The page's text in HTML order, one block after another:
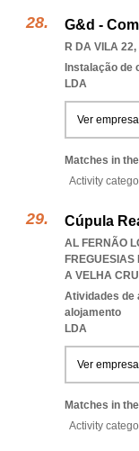
G&d -
R DA VILA
Instalação de
LDA
Ver empresa
Matches in
Activity
Cúpula
AL FERNÃO
FREGUESIAS
A VELHA
Atividades de
alojamento
LDA
Ver empresa
Matches in
Activity